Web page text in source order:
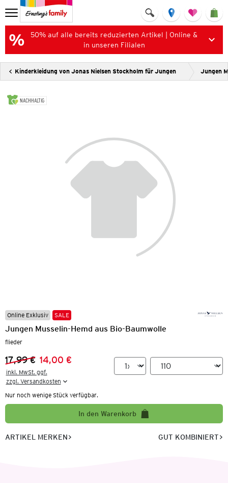
50% auf alle bereits reduzierten Artikel | Online &
in unseren Filialen
Kinderkleidung von Jonas Nielsen Stockholm für Jungen Jungen
NACHHALTIG
Online Exklusiv SALE
Jungen Musselin-Hemd aus Bio-Baumwolle
flieder
Vorheriger Preis:
17,99 €
Neuer Preis:
14,00 €
inkl. MwSt. ggf.
zzgl. Versandkosten
Nur noch wenige Stück verfügbar.
In den Warenkorb
ARTIKEL MERKEN GUT KOMBINIERT